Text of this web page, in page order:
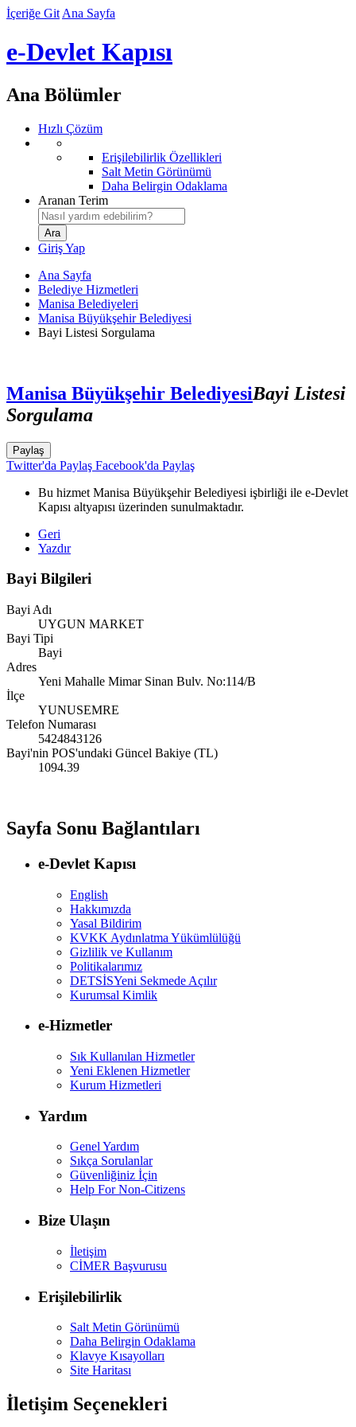
İçeriğe Git Ana Sayfa
e-Devlet Kapısı
Ana Bölümler
Hızlı Çözüm
Erişilebilirlik Özellikleri
Salt Metin Görünümü
Daha Belirgin Odaklama
Aranan Terim
Giriş Yap
Ana Sayfa
Belediye Hizmetleri
Manisa Belediyeleri
Manisa Büyükşehir Belediyesi
Bayi Listesi Sorgulama
Manisa Büyükşehir BelediyesiBayi Listesi
Sorgulama
Paylaş
Twitter'da Paylaş Facebook'da Paylaş
Bu hizmet Manisa Büyükşehir Belediyesi işbirliği ile e-Devlet
Kapısı altyapısı üzerinden sunulmaktadır.
Geri
Yazdır
Bayi Bilgileri
Bayi Adı
UYGUN MARKET
Bayi Tipi
Bayi
Adres
Yeni Mahalle Mimar Sinan Bulv. No:114/B
İlçe
YUNUSEMRE
Telefon Numarası
5424843126
Bayi'nin POS'undaki Güncel Bakiye (TL)
1094.39
Sayfa Sonu Bağlantıları
e-Devlet Kapısı
English
Hakkımızda
Yasal Bildirim
KVKK Aydınlatma Yükümlülüğü
Gizlilik ve Kullanım
Politikalarımız
DETSİSYeni Sekmede Açılır
Kurumsal Kimlik
e-Hizmetler
Sık Kullanılan Hizmetler
Yeni Eklenen Hizmetler
Kurum Hizmetleri
Yardım
Genel Yardım
Sıkça Sorulanlar
Güvenliğiniz İçin
Help For Non-Citizens
Bize Ulaşın
İletişim
CİMER Başvurusu
Erişilebilirlik
Salt Metin Görünümü
Daha Belirgin Odaklama
Klavye Kısayolları
Site Haritası
İletişim Seçenekleri